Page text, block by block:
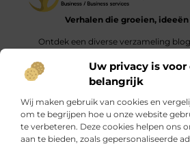
Uw privacy is voor
belangrijk
Wij maken gebruik van cookies en
om te begrijpen hoe u onze website
te verbeteren. Deze cookies helpen ons
aan te bieden, zoals gepersonaliseerde
Verhalen die groeien,
Ontdek een diverse verzameling
dagelijks leven.